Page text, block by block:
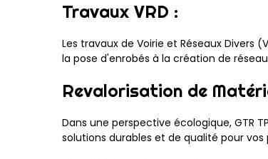
Travaux VRD :
Les travaux de Voirie et Réseaux
la pose d'enrobés à la création de
Revalorisation de
Dans une perspective écologique, GTR
solutions durables et de qualité pour